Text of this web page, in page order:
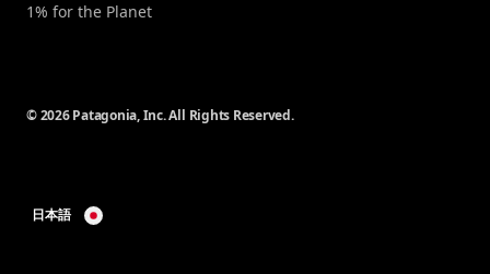
1% for the Planet
© 2026 Patagonia, Inc. All Rights Reserved.
日本語